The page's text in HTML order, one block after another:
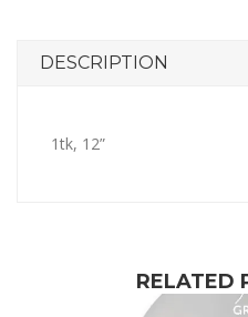
DESCRIPTION
1tk, 12”
RELATED